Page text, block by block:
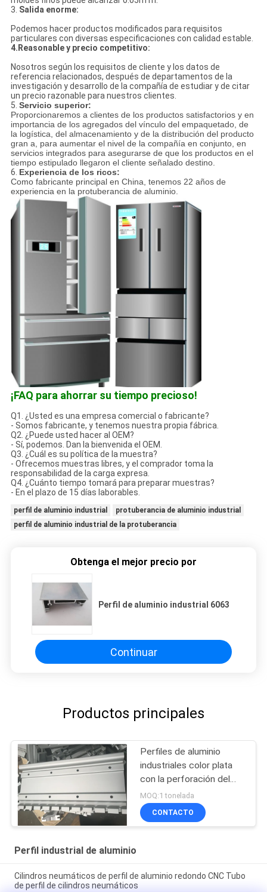
3. Salida enorme:
Podemos hacer productos modificados para requisitos
particulares con diversas especificaciones con calidad estable.
4.Reasonable y precio competitivo:
Nosotros según los requisitos de cliente y los datos de
referencia relacionados, después de departamentos de la
investigación y desarrollo de la compañía de estudiar y de citar
un precio razonable para nuestros clientes.
5. Servicio superior:
Proporcionaremos a clientes de los productos satisfactorios y en
importancia de los agregados del vínculo del empaquetado, de
la logística, del almacenamiento y de la distribución del producto
gran a, para aumentar el nivel de la compañía en conjunto, en
servicios integrados para asegurarse de que los productos en el
tiempo estipulado llegaron el cliente señalado destino.
6. Experiencia de los ricos:
Como fabricante principal en China, tenemos 22 años de
experiencia en la protuberancia de aluminio.
¡FAQ para ahorrar su tiempo precioso!
Q1. ¿Usted es una empresa comercial o fabricante?
- Somos fabricante, y tenemos nuestra propia fábrica.
Q2. ¿Puede usted hacer al OEM?
- Sí, podemos. Dan la bienvenida el OEM.
Q3. ¿Cuál es su política de la muestra?
- Ofrecemos muestras libres, y el comprador toma la
responsabilidad de la carga expresa.
Q4. ¿Cuánto tiempo tomará para preparar muestras?
- En el plazo de 15 días laborables.
perfil de aluminio industrial
protuberancia de aluminio industrial
perfil de aluminio industrial de la protuberancia
Obtenga el mejor precio por
Perfil de aluminio industrial 6063
Continuar
Productos principales
Perfiles de aluminio
industriales color plata
con la perforación del
CNC
MOQ:1 tonelada
CONTACTO
Perfil industrial de aluminio
Cilindros neumáticos de perfil de aluminio redondo CNC Tubo
de perfil de cilindros neumáticos